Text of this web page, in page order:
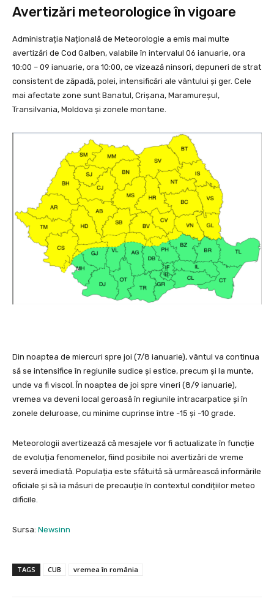
Avertizări meteorologice în vigoare
Administrația Națională de Meteorologie a emis mai multe
avertizări de Cod Galben, valabile în intervalul 06 ianuarie, ora
10:00 – 09 ianuarie, ora 10:00, ce vizează ninsori, depuneri de strat
consistent de zăpadă, polei, intensificări ale vântului și ger. Cele
mai afectate zone sunt Banatul, Crișana, Maramureșul,
Transilvania, Moldova și zonele montane.
Din noaptea de miercuri spre joi (7/8 ianuarie), vântul va continua
să se intensifice în regiunile sudice și estice, precum și la munte,
unde va fi viscol. În noaptea de joi spre vineri (8/9 ianuarie),
vremea va deveni local geroasă în regiunile intracarpatice și în
zonele deluroase, cu minime cuprinse între -15 și -10 grade.
Meteorologii avertizează că mesajele vor fi actualizate în funcție
de evoluția fenomenelor, fiind posibile noi avertizări de vreme
severă imediată. Populația este sfătuită să urmărească informările
oficiale și să ia măsuri de precauție în contextul condițiilor meteo
dificile.
Sursa: Newsinn
TAGS CUB vremea în românia